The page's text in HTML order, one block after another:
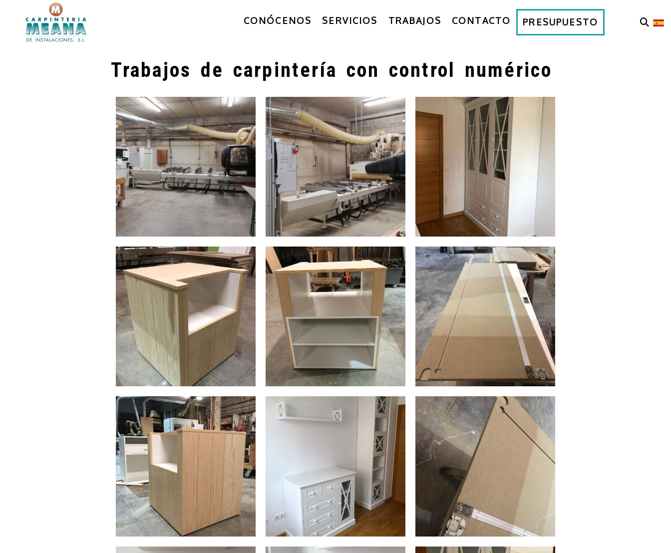
CONÓCENOS SERVICIOS TRABAJOS CONTACTO PRESUPUESTO
Trabajos de carpintería con control numérico
img 20190307 wa0002
AMPLIAR
img 20190307 wa0001
AMPLIAR
img 20190411 wa0017
AMPLIAR
img 20190411 wa0016
AMPLIAR
img 20190411 wa0013
AMPLIAR
img 20190411 wa0007
AMPLIAR
img 20190411 wa0015 img 20190411 wa0005 img 20190411 wa0006